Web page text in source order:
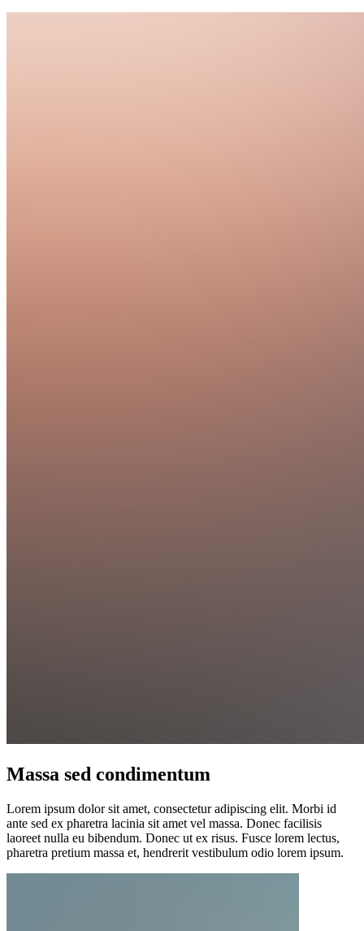
Massa sed condimentum
Lorem ipsum dolor sit amet, consectetur adipiscing elit. Morbi id
ante sed ex pharetra lacinia sit amet vel massa. Donec facilisis
laoreet nulla eu bibendum. Donec ut ex risus. Fusce lorem lectus,
pharetra pretium massa et, hendrerit vestibulum odio lorem ipsum.